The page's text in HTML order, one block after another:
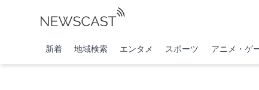
新着 地域検索 エンタメ スポーツ アニメ・ゲ